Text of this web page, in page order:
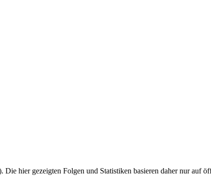
hier gezeigten Folgen und Statistiken basieren daher nur auf